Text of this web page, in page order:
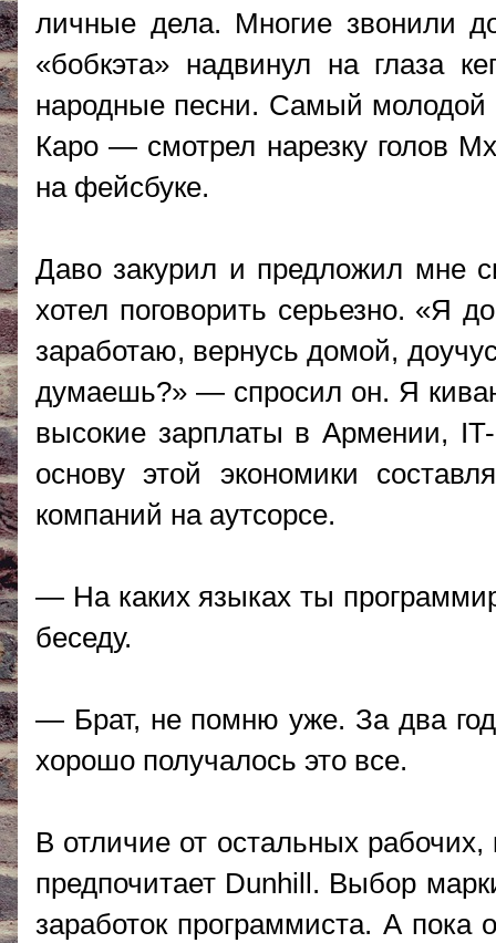
личные дела. Многие звонили
«бобкэта» надвинул на глаза
народные песни. Самый молодой
Каро — смотрел нарезку голов
на фейсбуке.
Даво закурил и предложил мне
хотел поговорить серьезно. «Я
заработаю, вернусь домой,
думаешь?» — спросил он. Я
высокие зарплаты в Армении, IT-
основу этой экономики
компаний на аутсорсе.
— На каких языках ты
беседу.
— Брат, не помню уже. За два
хорошо получалось это все.
В отличие от остальных
предпочитает Dunhill. Выбор
заработок программиста. А пока